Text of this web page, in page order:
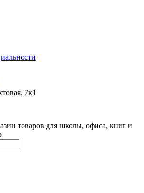
7к1
товаров для школы, офиса, книг и